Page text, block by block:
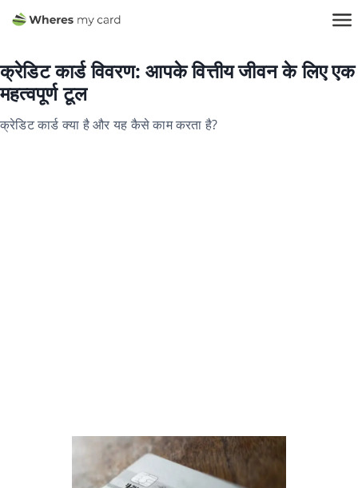
क्रेडिट कार्ड विवरण: आपके वित्तीय जीवन के लिए एक
महत्वपूर्ण टूल
क्रेडिट कार्ड क्या है और यह कैसे काम करता है?